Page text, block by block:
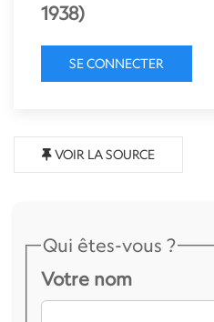
1938)
SE CONNECTER
VOIR LA SOURCE
Qui êtes-vous ?
Votre nom